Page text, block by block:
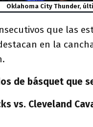
Oklahoma City Thunder,
que las
en la
de básquet que
vs. Cleveland